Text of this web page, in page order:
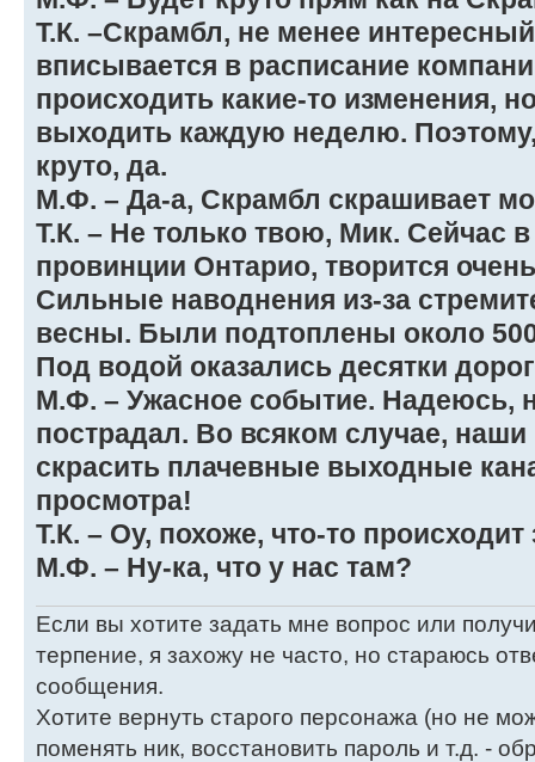
Т.К. –Скрамбл, не менее
вписывается в расписание
происходить какие-то изменения,
выходить каждую неделю.
круто, да.
М.Ф. – Да-а, Скрамбл скрашивает
Т.К. – Не только твою, Мик. Сейчас
провинции Онтарио, творится
Сильные наводнения из-за
весны. Были подтоплены около
Под водой оказались десятки
М.Ф. – Ужасное событие. Надеюсь,
пострадал. Во всяком случае,
скрасить плачевные выходные
просмотра!
Т.К. – Оу, похоже, что-то
М.Ф. – Ну-ка, что у нас там?
Если вы хотите задать мне вопрос или
терпение, я захожу не часто, но стараюсь
сообщения.
Хотите вернуть старого персонажа (но не
поменять ник, восстановить пароль и т.д. -